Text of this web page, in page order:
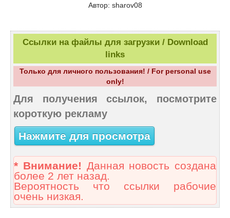
Автор: sharov08
Ссылки на файлы для загрузки / Download
links
Только для личного пользования! / For personal use
only!
Для получения ссылок, посмотрите
короткую рекламу
Нажмите для просмотра
* Внимание! Данная новость создана
более 2 лет назад.
Вероятность что ссылки рабочие
очень низкая.